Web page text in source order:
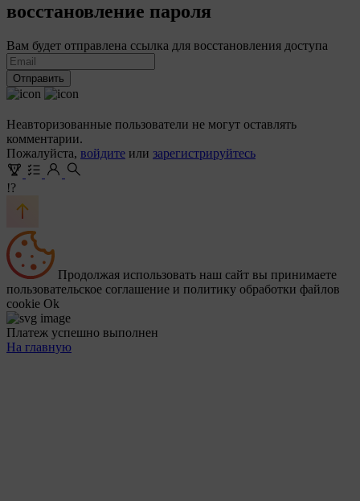
восстановление пароля
Вам будет отправлена ссылка для восстановления доступа
Отправить
Неавторизованные пользователи не могут оставлять
комментарии.
Пожалуйста, войдите или зарегистрируйтесь
!?
Продолжая использовать наш сайт вы принимаете
пользовательское соглашение и политику обработки файлов
cookie Ok
Платеж успешно выполнен
На главную